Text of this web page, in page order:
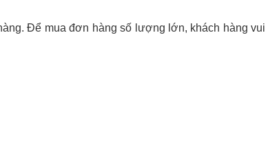
Để mua đơn hàng số lượng lớn, khách hàng vui